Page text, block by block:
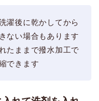
濯後に乾かしてから
ない場合もあります
たままで撥水加工で
できます